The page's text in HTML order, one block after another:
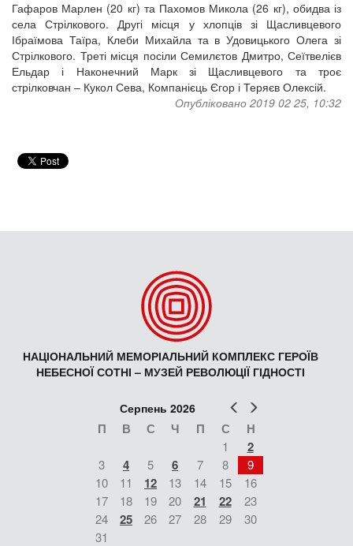
Гафаров Марлен (20 кг) та Пахомов Микола (26 кг), обидва із
села Стрілкового. Другі місця у хлопців зі Щасливцевого
Ібраїмова Таїра, Клеби Михайла та в Удовицького Олега зі
Стрілкового. Треті місця посіли Семилєтов Дмитро, Сеїтвелієв
Ельдар і Наконечний Марк зі Щасливцевого та троє
стрілковчан – Кукол Сева, Компанієць Єгор і Теряєв Олексій.
Опубліковано 2019 02 25, 10:32
НАЦІОНАЛЬНИЙ МЕМОРІАЛЬНИЙ КОМПЛЕКС ГЕРОЇВ
НЕБЕСНОЇ СОТНІ – МУЗЕЙ РЕВОЛЮЦІЇ ГІДНОСТІ
Попер
Серпень 2026
П В С Ч П С Н
1 2
3 4 5 6 7 8
9
10
11 12 13 14 15
16
17
18 19 20 21 22
23
24
25 26 27 28 29
30
31